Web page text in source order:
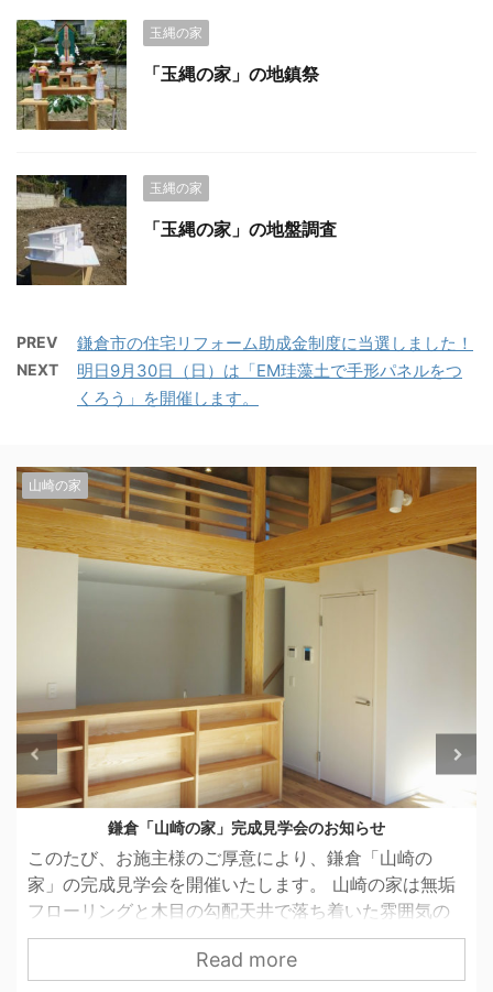
玉縄の家
「玉縄の家」の地鎮祭
玉縄の家
「玉縄の家」の地盤調査
PREV 鎌倉市の住宅リフォーム助成金制度に当選しました！
NEXT
明日9月30日（日）は「EM珪藻土で手形パネルをつ
くろう」を開催します。
山崎の家
レッドシダーの外壁
鎌倉「山崎の家」では、見切り金物と軒天が仕上がっ
たので、レッドシダーの外壁工事に入りました。 外壁
の無垢材の下地もしっかりと通気胴縁で壁内部の湿気
の逃げ道を確保しているのですが、「山崎の家」は扉
や金物などとの納まりの関係上、流通している通気胴
Read more